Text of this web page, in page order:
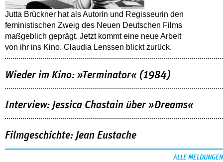
Jutta Brückner hat als Autorin und Regisseurin den
feministischen Zweig des Neuen Deutschen Films
maßgeblich geprägt. Jetzt kommt eine neue Arbeit
von ihr ins Kino. Claudia Lenssen blickt zurück.
Wieder im Kino: »Terminator« (1984)
Interview: Jessica Chastain über »Dreams«
Filmgeschichte: Jean Eustache
ALLE MELDUNGEN